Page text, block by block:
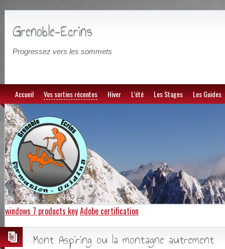
Grenoble-Ecrins
Progressez vers les sommets
Accueil Vos sorties récentes Hiver L’été Les Stages Les Guides
windows 7 products keyAdobe certification
Mont Aspiring ou la montagne autrement